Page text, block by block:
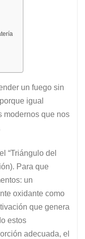
un fuego sin
igual
modernos que nos
“Triángulo del
Para que
un
oxidante como
que genera
estos
adecuada, el